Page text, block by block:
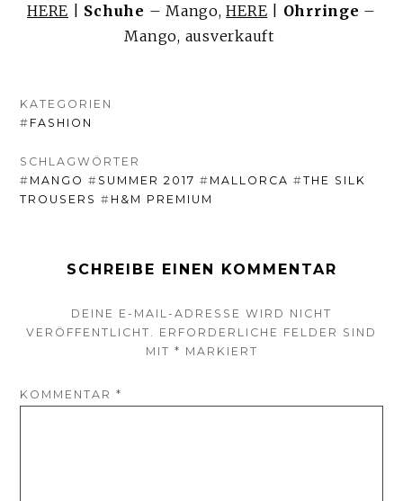
HERE
Schuhe – Mango,HERE Ohrringe –
Mango, ausverkauft
KATEGORIEN
# FASHION
SCHLAGWÖRTER
# MANGO # SUMMER 2017 # MALLORCA #THE SILK
TROUSERS # H&M PREMIUM
SCHREIBE EINEN KOMMENTAR
DEINE E-MAIL-ADRESSE WIRD NICHT
VERÖFFENTLICHT.
ERFORDERLICHE FELDER SIND
MIT * MARKIERT
KOMMENTAR*